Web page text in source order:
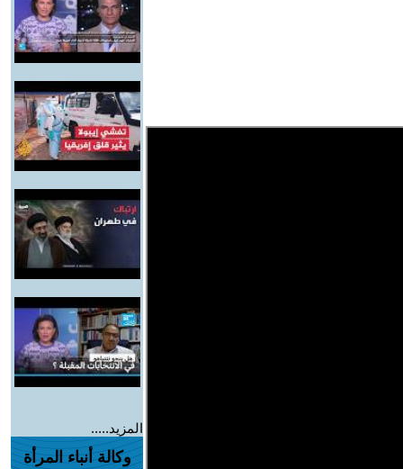
المزيد.....
وكالة أنباء المرأة